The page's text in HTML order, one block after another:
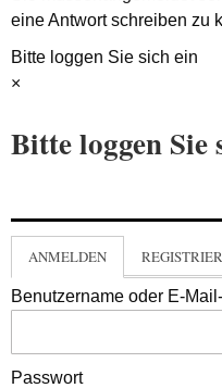
eine Antwort schreiben zu
Bitte loggen Sie sich ein
×
Bitte loggen Sie
ANMELDEN
Benutzername oder E-
Passwort